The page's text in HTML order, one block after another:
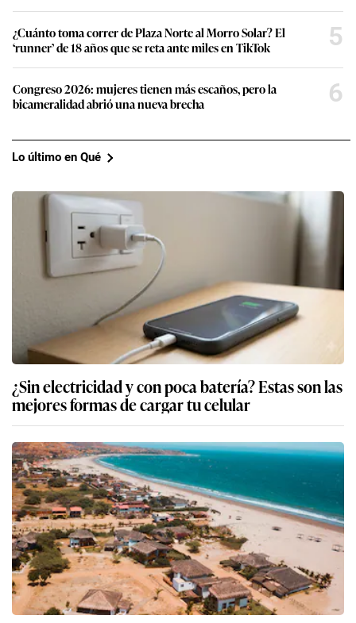
¿Cuánto toma correr de Plaza Norte al Morro Solar? El
‘runner’ de 18 años que se reta ante miles en TikTok
5
Congreso 2026: mujeres tienen más escaños, pero la
bicameralidad abrió una nueva brecha
6
Lo último en Qué
¿Sin electricidad y con poca batería? Estas son las
mejores formas de cargar tu celular